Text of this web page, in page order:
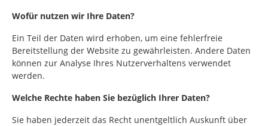
Wofür nutzen wir Ihre Daten?
Ein Teil der Daten wird erhoben, um eine fehlerfreie
Bereitstellung der Website zu gewährleisten. Andere Daten
können zur Analyse Ihres Nutzerverhaltens verwendet
werden.
Welche Rechte haben Sie bezüglich Ihrer Daten?
Sie haben jederzeit das Recht unentgeltlich Auskunft über